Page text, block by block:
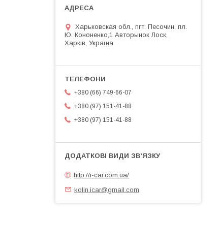
Харьковская обл., пгт. Песочин, пл.
Ю. Кононенко,1 Авторынок Лоск,
Харків, Україна
+380 (66) 749-66-07
+380 (97) 151-41-88
+380 (97) 151-41-88
http://i-car.com.ua/
kolin.icar@gmail.com